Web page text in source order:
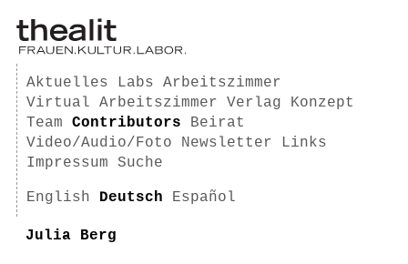
Aktuelles Labs
Arbeitszimmer
Virtual Arbeitszimmer
Verlag
Konzept
Team
Contributors
Beirat
Video/Audio/Foto
Newsletter
Links
Impressum
Suche
English Deutsch Español
Julia Berg